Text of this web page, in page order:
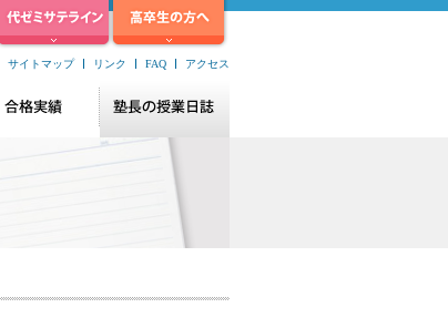
サイトマップ リンク FAQ アクセス